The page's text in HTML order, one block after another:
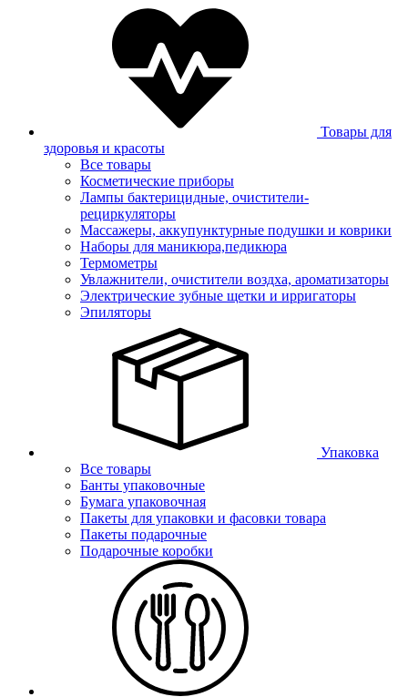
Товары для
здоровья и красоты
Все товары
Косметические приборы
Лампы бактерицидные, очистители-
рециркуляторы
Массажеры, аккупунктурные подушки и коврики
Наборы для маникюра,педикюра
Термометры
Увлажнители, очистители воздха, ароматизаторы
Электрические зубные щетки и ирригаторы
Эпиляторы
Упаковка
Все товары
Банты упаковочные
Бумага упаковочная
Пакеты для упаковки и фасовки товара
Пакеты подарочные
Подарочные коробки